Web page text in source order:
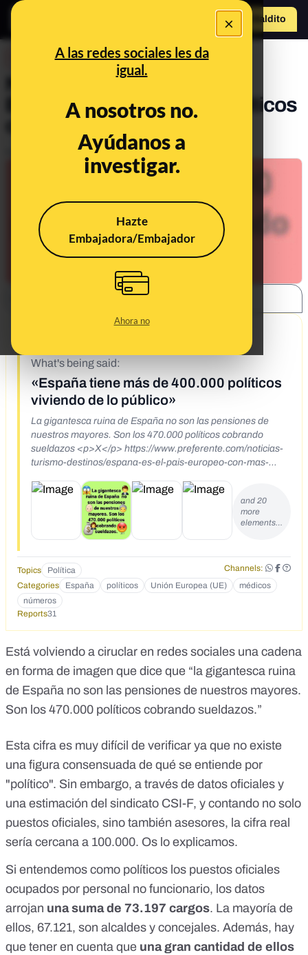
×
A las redes sociales les da
igual.
A nosotros no.
Ayúdanos a
investigar.
Hazte
Embajadora/Embajador
Ahora no
Hazte Maldita
No hay pruebas de que en
España haya “470.000 políticos
cobrando un sueldazo”
Feb 7, 2020, 1:48:00 PM
What's being said:
«España tiene más de 400.000 políticos
viviendo de lo público»
La gigantesca ruina de España no son las pensiones de
nuestros mayores. Son los 470.000 políticos cobrando
sueldazos <p>X</p> https://www.preferente.com/noticias-
turismo-destinos/espana-es-el-pais-europeo-con-mas-
232062.html
and 20
more
elements…
Topics Política
Channels:
Categories
España políticos Unión Europea (UE)
médicos
números
Reports31
Está volviendo a ciruclar en redes sociales una cadena
en forma de imagen que dice que “la gigantesca ruina
de España no son las pensiones de nuestros mayores.
Son los 470.000 políticos cobrando sueldazos.”
Esta cifra es muy difícil de verificar ya que no existe
una figura consensuada de qué se entiende por
"político". Sin embargo, a través de datos oficiales y
una estimación del sindicato CSI-F, y contando no solo
puestos oficiales, sino también asesores, la cifra real
sería cercana a 100.000. Os lo explicamos.
Si entendemos como políticos los puestos oficiales
ocupados por personal no funcionario, los datos
arrojan una suma de 73.197 cargos. La mayoría de
ellos, 67.121, son alcaldes y concejales. Además, hay
que tener en cuenta que una gran cantidad de ellos